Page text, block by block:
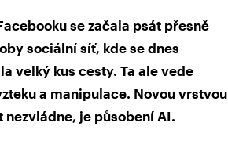
se začala psát přesně
sociální síť, kde se dnes
velký kus cesty. Ta ale vede
a manipulace. Novou vrstvou
je působení AI.